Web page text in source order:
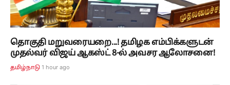
தொகுதி மறுவரையறை...! தமிழக எம்பிக்களுடன்
முதல்வர் விஜய் ஆகஸ்ட் 8-ல் அவசர ஆலோசனை!
தமிழ்நாடு 1 hour ago